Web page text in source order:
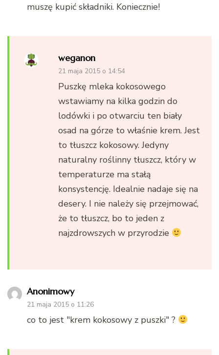
muszę kupić składniki. Koniecznie!
weganon
21 maja 2015 o 14:54
Puszkę mleka kokosowego
wstawiamy na kilka godzin do
lodówki i po otwarciu ten biały
osad na górze to właśnie krem. Jest
to tłuszcz kokosowy. Jedyny
naturalny roślinny tłuszcz, który w
temperaturze ma stałą
konsystencję. Idealnie nadaje się na
desery. I nie należy się przejmować,
że to tłuszcz, bo to jeden z
najzdrowszych w przyrodzie
Anonimowy
21 maja 2015 o 11:26
co to jest "krem kokosowy z puszki" ?